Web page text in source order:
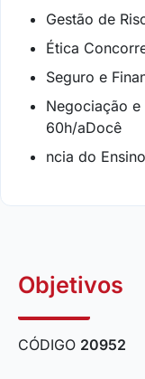
Gestão de
Ética
Seguro e
Negociação
60h/aDocê
ncia do
Objetivos
CÓDIGO 20952